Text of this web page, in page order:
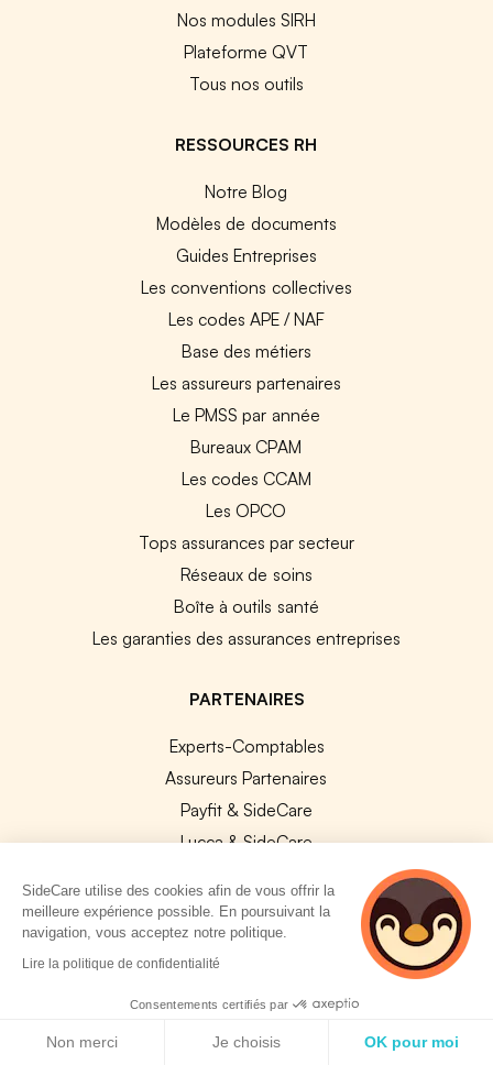
Nos modules SIRH
Plateforme QVT
Tous nos outils
RESSOURCES RH
Notre Blog
Modèles de documents
Guides Entreprises
Les conventions collectives
Les codes APE / NAF
Base des métiers
Les assureurs partenaires
Le PMSS par année
Bureaux CPAM
Les codes CCAM
Les OPCO
Tops assurances par secteur
Réseaux de soins
Boîte à outils santé
Les garanties des assurances entreprises
PARTENAIRES
Experts-Comptables
Assureurs Partenaires
Payfit & SideCare
Lucca & SideCare
Livi & SideCare
Lianeli & SideCare
Les SIRH / Systèmes de paie connectés
SideCare utilise des cookies afin de vous offrir la
meilleure expérience possible. En poursuivant la
navigation, vous acceptez notre politique.
Lire la politique de confidentialité
Consentements certifiés par
Non merci Je choisis OK pour moi
2 personnes
consultent
actuellement cette